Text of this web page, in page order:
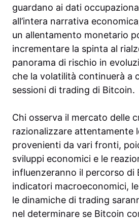
guardano ai dati
all’intera narrativa
un allentamento monetario
incrementare la spinta al
panorama di rischio in
che la volatilità continuerà a
sessioni di trading di Bitcoin.
Chi osserva il mercato delle
razionalizzare attentamente
provenienti da vari fronti,
sviluppi economici e le
influenzeranno il percorso di
indicatori macroeconomici,
le dinamiche di trading
nel determinare se Bitcoin